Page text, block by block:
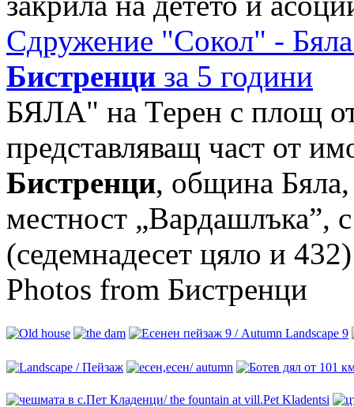
Сдружение "Сокол" -
Бистренци за 5 години
БЯЛА" на Терен с площ
представляващ част от
Бистренци, община
местност „Вардашлъка”,
(седемнадесет цяло и
Photos from Бистренци